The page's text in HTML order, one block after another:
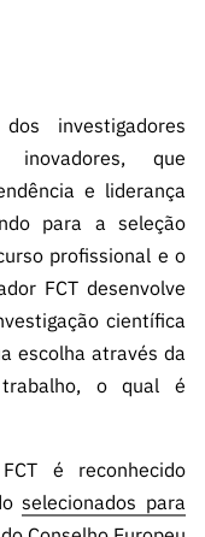
investigadores
que
e liderança
para a seleção
profissional e o
FCT desenvolve
científica
escolha através da
o qual é
é reconhecido
selecionados para